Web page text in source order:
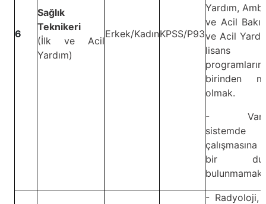
6
Sağlık
Teknikeri
(İlk ve Acil
Yardım)
Erkek/KadınKPSS/P93
Yardım,
ve Acil
ve Acil
lisans
birinden
olmak.
-
sistemde
çalışmasına
bir
bulunmamak.
- Radyoloji,